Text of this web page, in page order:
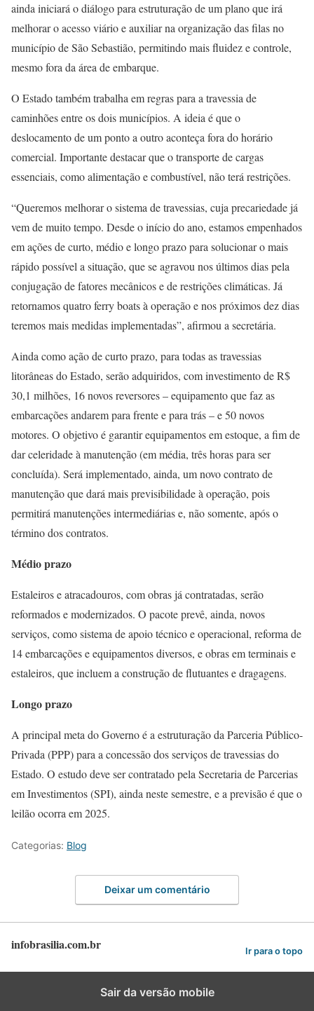
ainda iniciará o diálogo para estruturação de um plano que irá
melhorar o acesso viário e auxiliar na organização das filas no
município de São Sebastião, permitindo mais fluidez e controle,
mesmo fora da área de embarque.
O Estado também trabalha em regras para a travessia de
caminhões entre os dois municípios. A ideia é que o
deslocamento de um ponto a outro aconteça fora do horário
comercial. Importante destacar que o transporte de cargas
essenciais, como alimentação e combustível, não terá restrições.
“Queremos melhorar o sistema de travessias, cuja precariedade já
vem de muito tempo. Desde o início do ano, estamos empenhados
em ações de curto, médio e longo prazo para solucionar o mais
rápido possível a situação, que se agravou nos últimos dias pela
conjugação de fatores mecânicos e de restrições climáticas. Já
retornamos quatro ferry boats à operação e nos próximos dez dias
teremos mais medidas implementadas”, afirmou a secretária.
Ainda como ação de curto prazo, para todas as travessias
litorâneas do Estado, serão adquiridos, com investimento de R$
30,1 milhões, 16 novos reversores – equipamento que faz as
embarcações andarem para frente e para trás – e 50 novos
motores. O objetivo é garantir equipamentos em estoque, a fim de
dar celeridade à manutenção (em média, três horas para ser
concluída). Será implementado, ainda, um novo contrato de
manutenção que dará mais previsibilidade à operação, pois
permitirá manutenções intermediárias e, não somente, após o
término dos contratos.
Médio prazo
Estaleiros e atracadouros, com obras já contratadas, serão
reformados e modernizados. O pacote prevê, ainda, novos
serviços, como sistema de apoio técnico e operacional, reforma de
14 embarcações e equipamentos diversos, e obras em terminais e
estaleiros, que incluem a construção de flutuantes e dragagens.
Longo prazo
A principal meta do Governo é a estruturação da Parceria Público-
Privada (PPP) para a concessão dos serviços de travessias do
Estado. O estudo deve ser contratado pela Secretaria de Parcerias
em Investimentos (SPI), ainda neste semestre, e a previsão é que o
leilão ocorra em 2025.
Categorias: Blog
Deixar um comentário
infobrasilia.com.br Ir para o topo
Sair da versão mobile